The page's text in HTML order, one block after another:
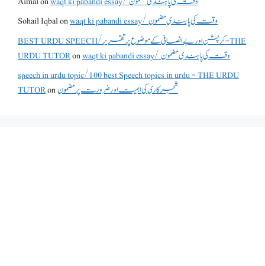
Sohail Iqbalon
waqt ki pabandi essay/ وقت کی پابندی مضمون
BEST URDU SPEECH/کرپشن اور بے انصافی کے موضوع پر تقریر - THE
URDU TUTORon
waqt ki pabandi essay/ وقت کی پابندی مضمون
speech in urdu topic/100 best Speech topics in urdu - THE URDU
TUTORonشجرکاری کی اہمیت اور ضرورت پر مضمون